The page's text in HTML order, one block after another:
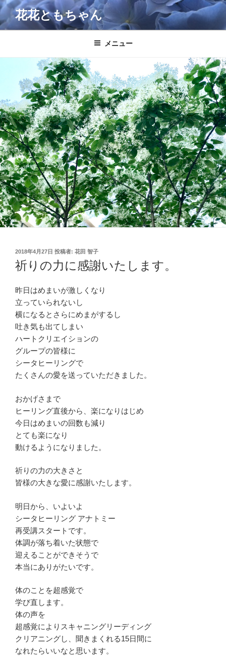
コ
ン
テ
ッ
プ
花花ともちゃん
メニュー
投
稿
日:
2018年4月27日 投稿者: 花田 智子
祈りの力に感謝いたします。
昨日はめまいが激しくなり
立っていられないし
横になるとさらにめまがするし
吐き気も出てしまい
ハートクリエイションの
グループの皆様に
シータヒーリングで
たくさんの愛を送っていただきました。
おかげさまで
ヒーリング直後から、楽になりはじめ
今日はめまいの回数も減り
とても楽になり
動けるようになりました。
祈りの力の大きさと
皆様の大きな愛に感謝いたします。
明日から、いよいよ
シータヒーリング アナトミー
再受講スタートです。
体調が落ち着いた状態で
迎えることができそうで
本当にありがたいです。
体のことを超感覚で
学び直します。
体の声を
超感覚によりスキャニングリーディング
クリアニングし、聞きまくれる15日間に
なれたらいいなと思います。